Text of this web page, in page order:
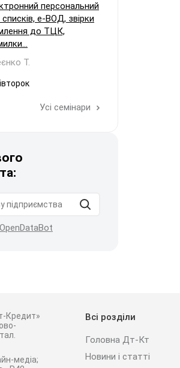
персональний
е-ВОД, звірки
до ТЦК,
Т.
Усі семінари
OpenDataBot
Кредит»
медіа;
Всі розділи
Головна Дт-Кт
Новини і статті